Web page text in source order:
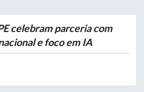
celebram parceria com
e foco em IA